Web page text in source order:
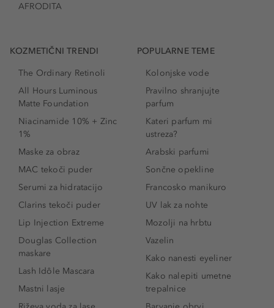
AFRODITA
KOZMETIČNI TRENDI
The Ordinary Retinoli
All Hours Luminous
Matte Foundation
Niacinamide 10% + Zinc
1%
Maske za obraz
MAC tekoči puder
Serumi za hidratacijo
Clarins tekoči puder
Lip Injection Extreme
Douglas Collection
maskare
Lash Idôle Mascara
Mastni lasje
POPULARNE TEME
Kolonjske vode
Pravilno shranjujte
parfum
Kateri parfum mi
ustreza?
Arabski parfumi
Sončne opekline
Francosko manikuro
UV lak za nohte
Mozolji na hrbtu
Vazelin
Kako nanesti eyeliner
Kako nalepiti umetne
trepalnice